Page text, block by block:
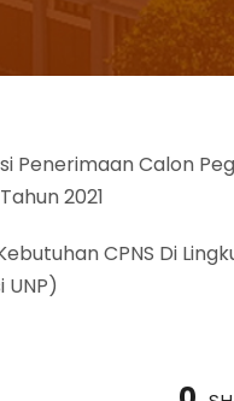
Penerimaan Calon
2021
CPNS Di
UNP)